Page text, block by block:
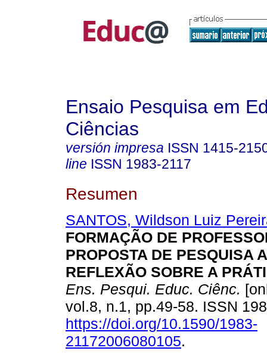
Ensaio Pesquisa em
Ciências
versión impresa ISSN 1415-
line ISSN 1983-2117
Resumen
SANTOS, Wildson Luiz
FORMAÇÃO DE
PROPOSTA DE PESQUISA
REFLEXÃO SOBRE A
Ens. Pesqui. Educ. Ciênc.
vol.8, n.1, pp.49-58. ISSN
https://doi.org/10.1590/1983-
21172006080105.